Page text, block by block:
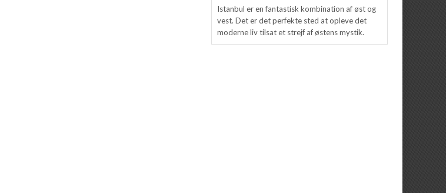
Istanbul er en fantastisk kombination af øst og
vest. Det er det perfekte sted at opleve det
moderne liv tilsat et strejf af østens mystik.